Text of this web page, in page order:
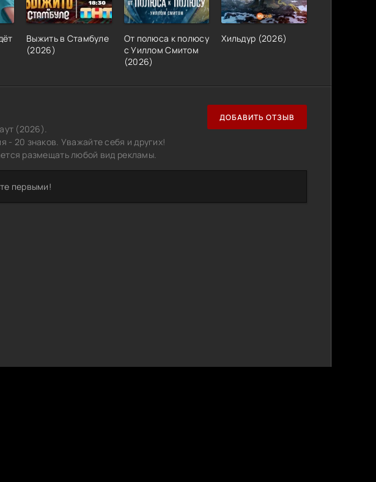
Выжить в Стамбуле
(2026)
От полюса к полюсу
с Уиллом Смитом
(2026)
Хильдур (2026)
(2026).
20 знаков. Уважайте себя и других!
размещать любой вид рекламы.
ДОБАВИТЬ ОТЗЫВ
первыми!